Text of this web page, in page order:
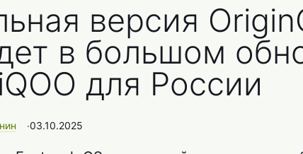
версия
в большом
для России
∙03.10.2025